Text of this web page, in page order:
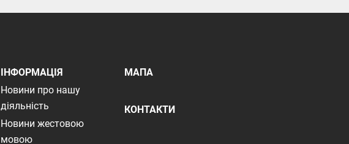
ІНФОРМАЦІЯ
Новини про нашу
діяльність
Новини жестовою
мовою
МАПА
КОНТАКТИ